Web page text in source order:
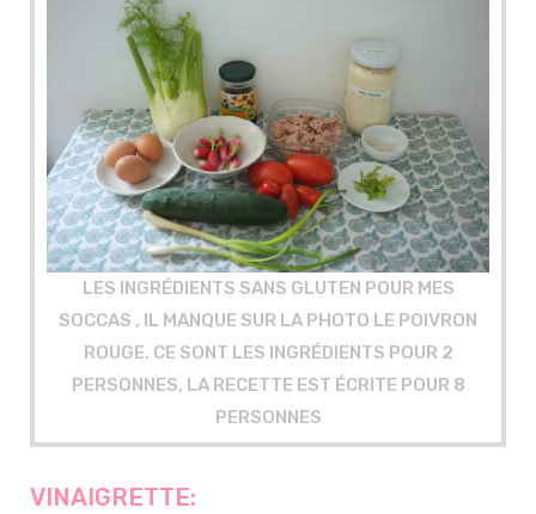
LES INGRÉDIENTS SANS GLUTEN POUR MES
SOCCAS , IL MANQUE SUR LA PHOTO LE POIVRON
ROUGE. CE SONT LES INGRÉDIENTS POUR 2
PERSONNES, LA RECETTE EST ÉCRITE POUR 8
PERSONNES
VINAIGRETTE: